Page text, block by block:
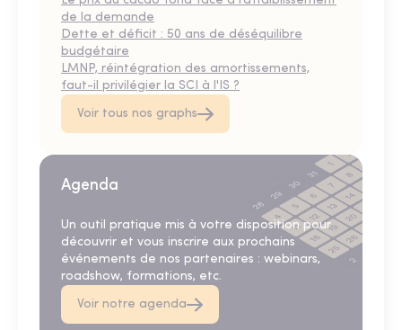
de la demande
Dette et déficit : 50 ans de déséquilibre
budgétaire
LMNP, réintégration des amortissements,
faut-il privilégier la SCI à l'IS ?
Voir tous nos graphs
Agenda
Un outil pratique mis à votre disposition pour
découvrir et vous inscrire aux prochains
événements de nos partenaires : webinars,
roadshow, formations, etc.
Voir notre agenda